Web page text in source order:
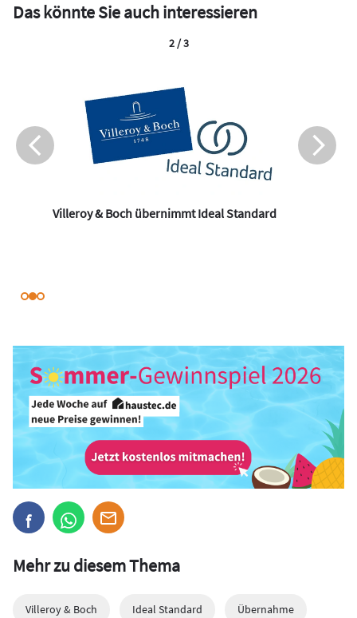
Das könnte Sie auch interessieren
Villeroy & Boch übernimmt Ideal Standard
2 / 3
Mehr zu diesem Thema
Villeroy & Boch Ideal Standard Übernahme